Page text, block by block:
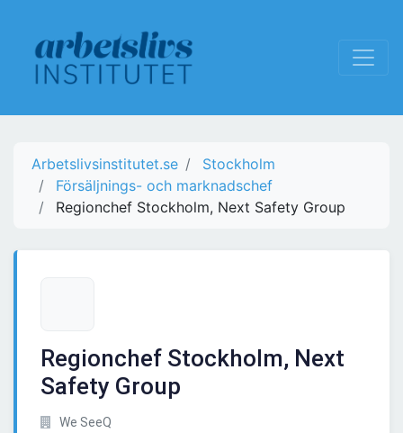
Arbetslivsinstitutet.se
Stockholm
Försäljnings- och marknadschef
Regionchef Stockholm, Next Safety Group
Regionchef Stockholm, Next
Safety Group
We SeeQ